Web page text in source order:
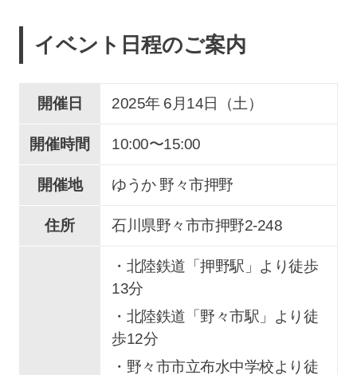
イベント日程のご案内
開催日 2025年 6 月 14日（土）
開催時間 10:00〜15:00
開催地 ゆうか 野々市押野
住所 石川県野々市市押野2-248
・北陸鉄道「押野駅」より徒歩
13分
・北陸鉄道「野々市駅」より徒
歩12分
・野々市市立布水中学校より徒